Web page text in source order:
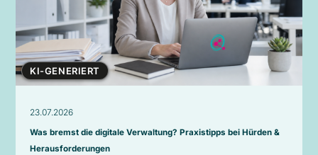
KI-GENERIERT
23.07.2026
Was bremst die digitale Verwaltung? Praxistipps bei Hürden &
Herausforderungen